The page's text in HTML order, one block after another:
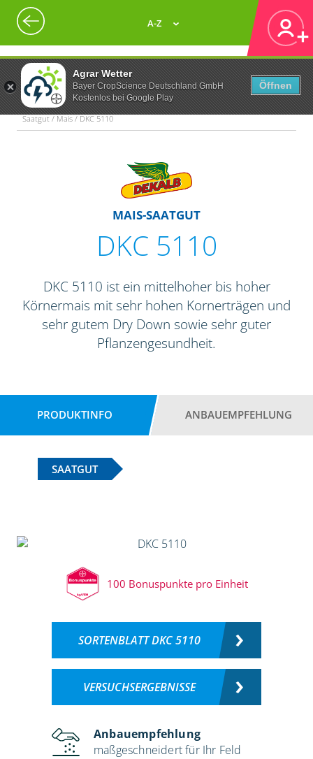
Agrar Wetter
Bayer CropScience Deutschland GmbH
Kostenlos bei Google Play
Öffnen
A-Z
Saatgut / Mais / DKC 5110
MAIS-SAATGUT
DKC 5110
DKC 5110 ist ein mittelhoher bis hoher
Körnermais mit sehr hohen Kornerträgen und
sehr gutem Dry Down sowie sehr guter
Pflanzengesundheit.
PRODUKTINFO ANBAUEMPFEHLUNG
SAATGUT
100 Bonuspunkte pro Einheit
SORTENBLATT DKC 5110
VERSUCHSERGEBNISSE
Anbauempfehlung
maßgeschneidert für Ihr Feld